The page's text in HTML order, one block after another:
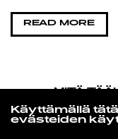
Käyttämällä
evästeiden
MITÄ
Arctic Monkeys
Batphone
READ MORE